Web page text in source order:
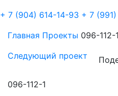
+ 7 (904) 614-14-93 + 7
Главная Проекты 096-112-1
Следующий проект
096-112-1